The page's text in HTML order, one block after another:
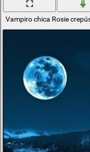
Vampiro chica Rosie